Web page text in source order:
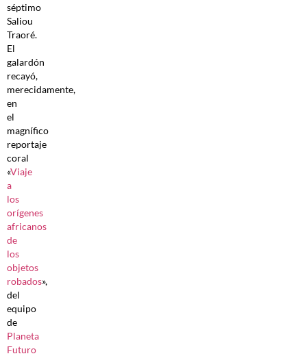
séptimo
Saliou
Traoré.
El
galardón
recayó,
merecidamente,
en
el
magnífico
reportaje
coral
«Viaje
a
los
orígenes
africanos
de
los
objetos
robados»,
del
equipo
de
Planeta
Futuro